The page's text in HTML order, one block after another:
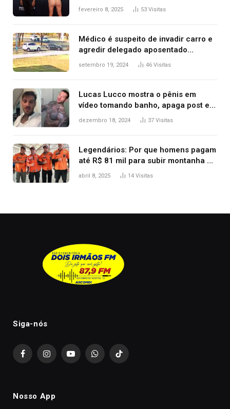
após Bianca Censori, mulher de
fevereiro 8, 2025 53 Visitas
Médico é suspeito de invadir carro e
agredir delegado aposentado
durante confusão no trânsito
setembro 19, 2024 46 Visitas
Lucas Lucco mostra o pênis em
vídeo tomando banho, apaga post e
diz ‘foi mal’
dezembro 18, 2024 37 Visitas
Legendários: Por que homens pagam
até R$ 81 mil para subir montanha e
melhorar casamento?
abril 8, 2025 14 Visitas
Siga-nós
FacebookInstagramYouTubeWhatsAppTikTok
Nosso App